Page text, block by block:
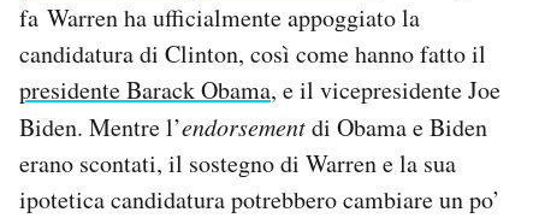
fa Warren ha ufficialmente appoggiato la
candidatura di Clinton, così come hanno fatto il
presidente Barack Obama, e il vicepresidente Joe
Biden. Mentre l’endorsementdi Obama e Biden
erano scontati, il sostegno di Warren e la sua
ipotetica candidatura potrebbero cambiare un po’